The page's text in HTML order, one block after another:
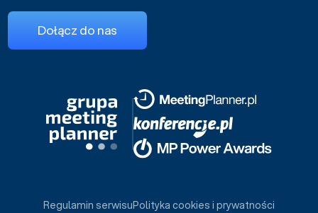
Dołącz do nas
Regulamin serwisuPolityka cookies i prywatności